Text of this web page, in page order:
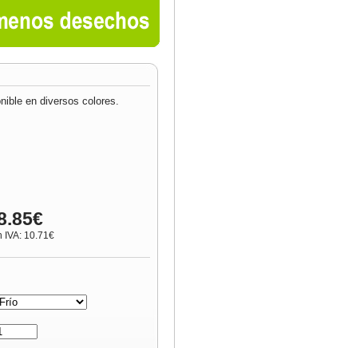
en diversos colores.
IVA: 10.71€